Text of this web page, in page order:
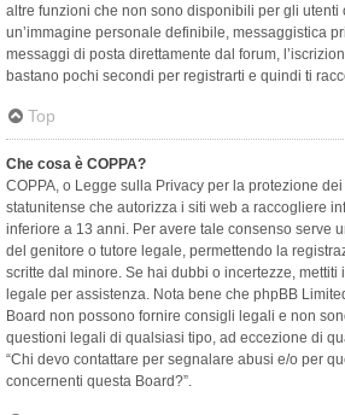
altre funzioni che non sono disponibili per gli utenti
un’immagine personale definibile, messaggistica
messaggi di posta direttamente dal forum,
bastano pochi secondi per registrarti e quindi ti
Top
Che cosa è COPPA?
COPPA, o Legge sulla Privacy per la protezione
statunitense che autorizza i siti web a raccogliere
inferiore a 13 anni. Per avere tale consenso serve
del genitore o tutore legale, permettendo la
scritte dal minore. Se hai dubbi o incertezze, mettiti
legale per assistenza. Nota bene che phpBB
Board non possono fornire consigli legali e non
questioni legali di qualsiasi tipo, ad eccezione di
“Chi devo contattare per segnalare abusi e/o per
concernenti questa Board?”.